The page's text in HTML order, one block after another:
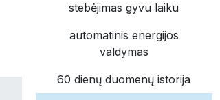
stebėjimas gyvu laiku
automatinis energijos
valdymas
60 dienų duomenų istorija